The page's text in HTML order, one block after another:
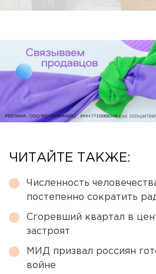
ЧИТАЙТЕ ТАКЖЕ:
Численность
постепенно сократить
Сгоревший квартал в
застроят
МИД призвал россиян
войне